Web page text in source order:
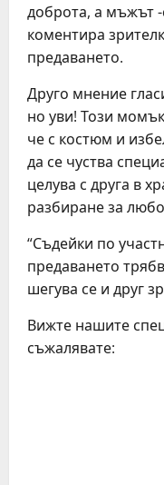
доброта, а мъжът
коментира
предаването.
Друго мнение
но уви! Този
че с костюм и
да се чуства
целува с друга в
разбиране за
“Съдейки по
предаването
шегува се и друг
Вижте нашите
съжалявате: